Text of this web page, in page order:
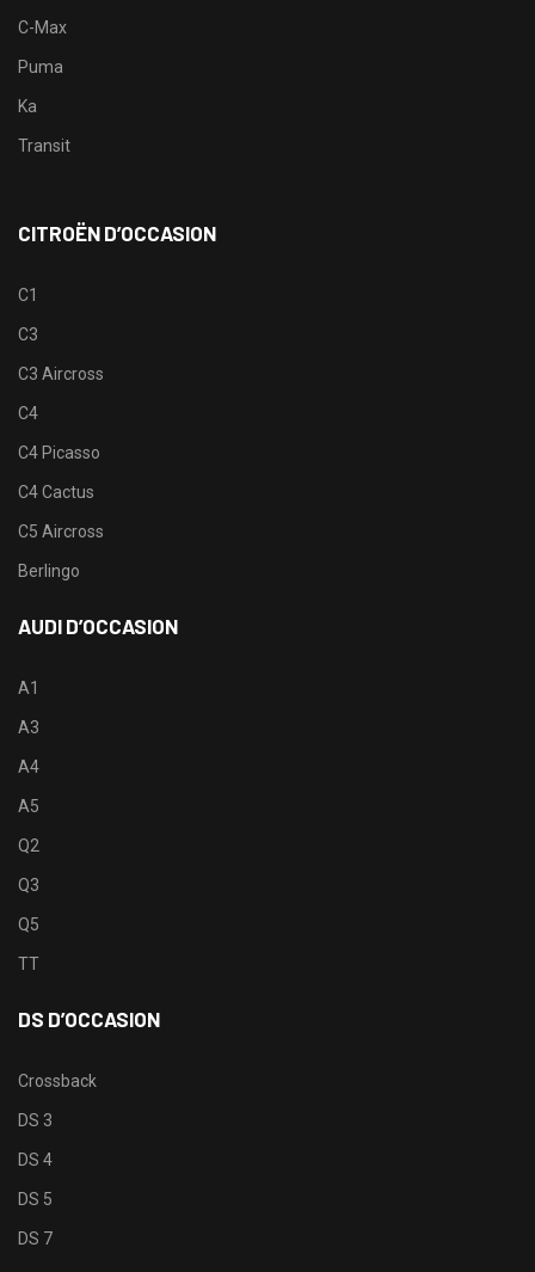
C-Max
Puma
Ka
Transit
CITROËN D’OCCASION
C1
C3
C3 Aircross
C4
C4 Picasso
C4 Cactus
C5 Aircross
Berlingo
AUDI D’OCCASION
A1
A3
A4
A5
Q2
Q3
Q5
TT
DS D’OCCASION
Crossback
DS 3
DS 4
DS 5
DS 7